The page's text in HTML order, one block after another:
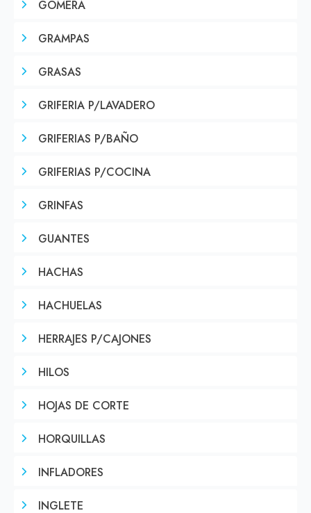
GOMERA
GRAMPAS
GRASAS
GRIFERIA P/LAVADERO
GRIFERIAS P/BAÑO
GRIFERIAS P/COCINA
GRINFAS
GUANTES
HACHAS
HACHUELAS
HERRAJES P/CAJONES
HILOS
HOJAS DE CORTE
HORQUILLAS
INFLADORES
INGLETE